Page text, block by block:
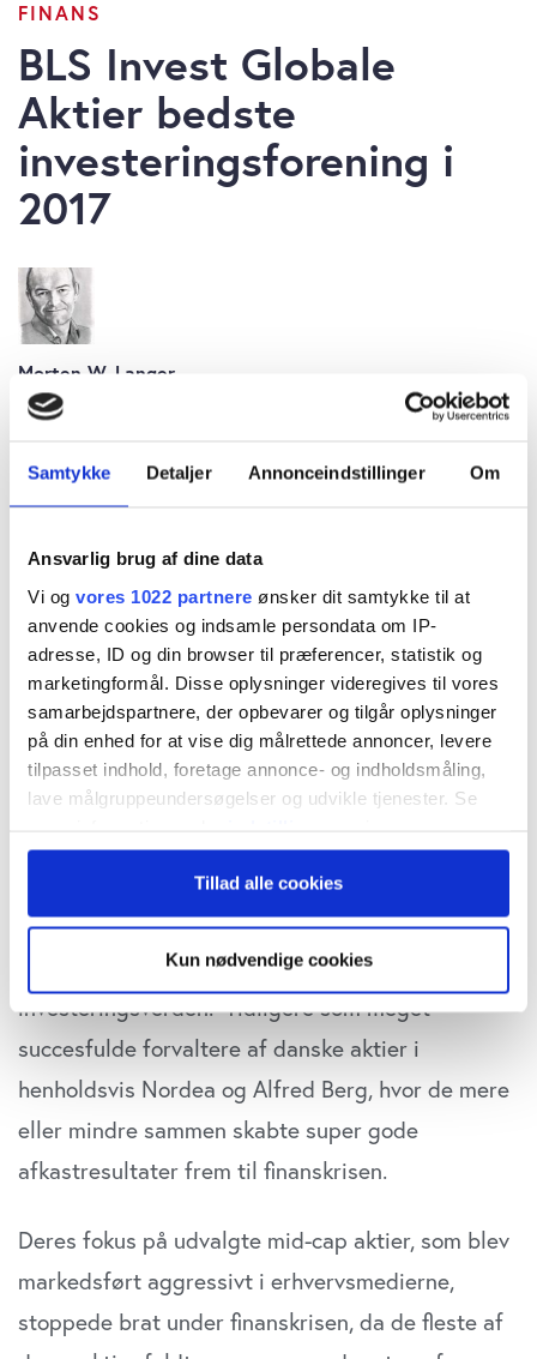
Samtykke Detaljer Annonceindstillinger Om
Ansvarlig brug af dine data
Vi og vores 1022 partnere ønsker dit samtykke til at
anvende cookies og indsamle persondata om IP-
adresse, ID og din browser til præferencer, statistik og
marketingformål. Disse oplysninger videregives til vores
samarbejdspartnere, der opbevarer og tilgår oplysninger
på din enhed for at vise dig målrettede annoncer, levere
tilpasset indhold, foretage annonce- og indholdsmåling,
lave målgruppeundersøgelser og udvikle tjenester. Se
persondatapolitik. Du kan altid trække dit samtykke
tilbage eller ændre indstillinger fra vores
"Cookiedeklaration", eller ved at trykke på "Privacy
Hvis du tillader det, vil vi også gerne:
der kan være nøjagtig inden for få meter
Identificere din enhed baseret på en scanning af
dens unikke karakteristika (fingerprinting)
annoncer, til at vise dig funktioner til sociale medier og til
at analysere vores trafik. Vi deler også oplysninger om
din brug af vores website med vores partnere inden for
sociale medier, annonceringspartnere og
analysepartnere. Vores partnere kan kombinere disse
Tillad alle cookies
Kun nødvendige cookies
FINANS
BLS Invest Globale
Aktier bedste
investeringsforening i
2017
Morten W. Langer
onsdag 13. december 2017 kl. 10:00
Capital Fondsmæglerselskab står bag den mest
succesrige danske investeringsforening i 2017.
Økonomisk Ugebrev kårer hvert år den bedste
investeringsforening, baseret på bedst
performance i Globale Aktier, da det er den
disciplin, hvor der er bedst mulighed for at
skille sig ud.
Investeringsforeningen BLS Invest forvaltes af
tomandshæren, Anders Lund og Peter Bundgaard,
som er velkendt fra de seneste årtier i den danske
investeringsverden. Tidligere som meget
succesfulde forvaltere af danske aktier i
henholdsvis Nordea og Alfred Berg, hvor de mere
eller mindre sammen skabte super gode
afkastresultater frem til finanskrisen.
Deres fokus på udvalgte mid-cap aktier, som blev
markedsført aggressivt i erhvervsmedierne,
stoppede brat under finanskrisen, da de fleste af